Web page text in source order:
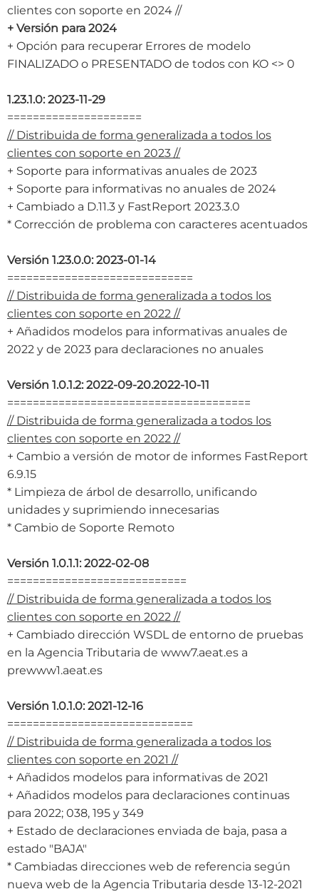
clientes con soporte en 2024 //
+ Versión para 2024
+ Opción para recuperar Errores de modelo
FINALIZADO o PRESENTADO de todos con KO <> 0
1.23.1.0: 2023-11-29
=====================
// Distribuida de forma generalizada a todos los
clientes con soporte en 2023 //
+ Soporte para informativas anuales de 2023
+ Soporte para informativas no anuales de 2024
+ Cambiado a D.11.3 y FastReport 2023.3.0
* Corrección de problema con caracteres acentuados
Versión 1.23.0.0: 2023-01-14
=============================
// Distribuida de forma generalizada a todos los
clientes con soporte en 2022 //
+ Añadidos modelos para informativas anuales de
2022 y de 2023 para declaraciones no anuales
Versión 1.0.1.2: 2022-09-20.2022-10-11
======================================
// Distribuida de forma generalizada a todos los
clientes con soporte en 2022 //
+ Cambio a versión de motor de informes FastReport
6.9.15
* Limpieza de árbol de desarrollo, unificando
unidades y suprimiendo innecesarias
* Cambio de Soporte Remoto
Versión 1.0.1.1: 2022-02-08
============================
// Distribuida de forma generalizada a todos los
clientes con soporte en 2022 //
+ Cambiado dirección WSDL de entorno de pruebas
en la Agencia Tributaria de www7.aeat.es a
prewww1.aeat.es
Versión 1.0.1.0: 2021-12-16
=============================
// Distribuida de forma generalizada a todos los
clientes con soporte en 2021 //
+ Añadidos modelos para informativas de 2021
+ Añadidos modelos para declaraciones continuas
para 2022; 038, 195 y 349
+ Estado de declaraciones enviada de baja, pasa a
estado "BAJA"
* Cambiadas direcciones web de referencia según
nueva web de la Agencia Tributaria desde 13-12-2021